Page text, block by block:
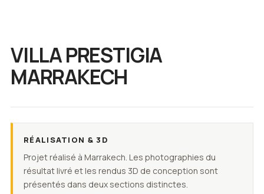
VILLA PRESTIGIA
MARRAKECH
RÉALISATION & 3D
Projet réalisé à Marrakech. Les photographies du
résultat livré et les rendus 3D de conception sont
présentés dans deux sections distinctes.